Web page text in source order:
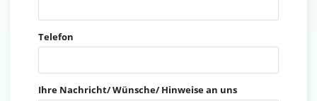
Telefon
Ihre Nachricht/ Wünsche/ Hinweise an uns